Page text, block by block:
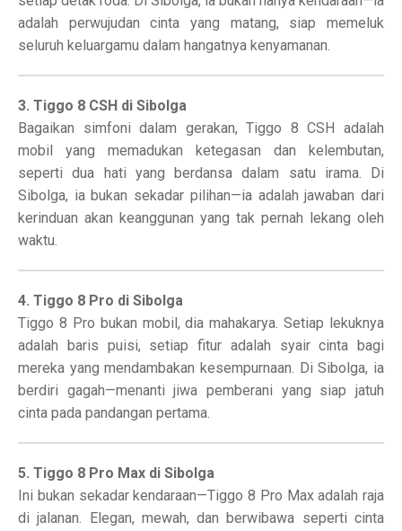
adalah perwujudan cinta yang matang, siap memeluk
seluruh keluargamu dalam hangatnya kenyamanan.
3. Tiggo 8 CSH di Sibolga
Bagaikan simfoni dalam gerakan, Tiggo 8 CSH adalah
mobil yang memadukan ketegasan dan kelembutan,
seperti dua hati yang berdansa dalam satu irama. Di
Sibolga, ia bukan sekadar pilihan—ia adalah jawaban dari
kerinduan akan keanggunan yang tak pernah lekang oleh
waktu.
4. Tiggo 8 Pro di Sibolga
Tiggo 8 Pro bukan mobil, dia mahakarya. Setiap lekuknya
adalah baris puisi, setiap fitur adalah syair cinta bagi
mereka yang mendambakan kesempurnaan. Di Sibolga, ia
berdiri gagah—menanti jiwa pemberani yang siap jatuh
cinta pada pandangan pertama.
5. Tiggo 8 Pro Max di Sibolga
Ini bukan sekadar kendaraan—Tiggo 8 Pro Max adalah raja
di jalanan. Elegan, mewah, dan berwibawa seperti cinta